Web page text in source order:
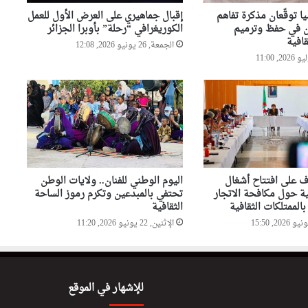
بالموروث الثقافي الوطني
وزارة الثقافة تطلق برنامج
وزيرة الثقافة تدشن المقر الجديد
للمركز الوطني للسينما بحيدرة
توقّعان مذكرة تفاهم
في حفظ وترميم
إقبال جماهيري على العرض الأول للعمل
الكوريغرافي “رحلة” بأوبرا الجزائر
الجمعة, 26 يونيو 2026, 12:08
على افتتاح أشغال
حول مكافحة الاتجار
الثقافية
اليوم الوطني للفنان.. ولايات الوطن
تحتفي بالمبدعين وتكرم رموز الساحة
الثقافية
الإثنين, 22 يونيو 2026, 11:20
للإشهار في الموقع